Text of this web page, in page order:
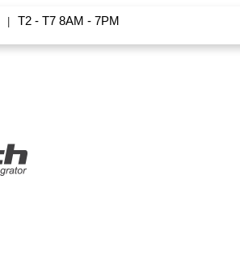
T2 - T7 8AM - 7PM